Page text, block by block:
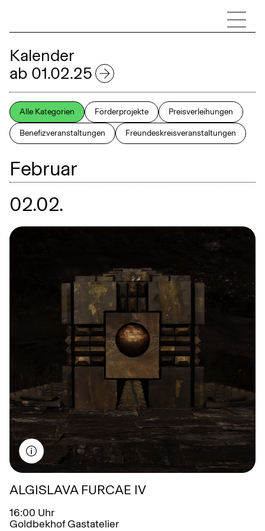
Kalender
ab 01.02.25
2025
März
April
Juli
August
Oktober
November
Dezember
Alle Kategorien Förderprojekte Preisverleihungen
Benefizveranstaltungen Freundeskreisveranstaltungen
Februar
02.02.
ALGISLAVA FURCAE IV
16:00 Uhr
Goldbekhof Gastatelier